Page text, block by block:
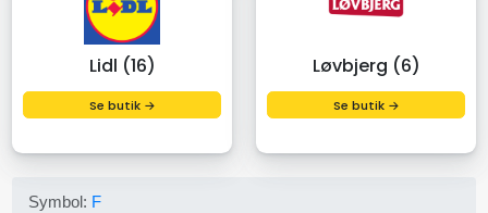
Lidl (16)
Se butik →
Løvbjerg (6)
Se butik →
Symbol: F